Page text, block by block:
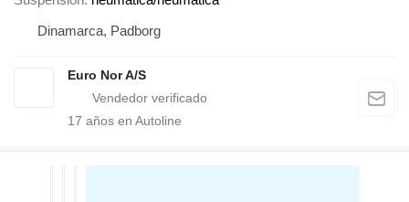
Dinamarca, Padborg
Euro Nor A/S
17 años en Autoline